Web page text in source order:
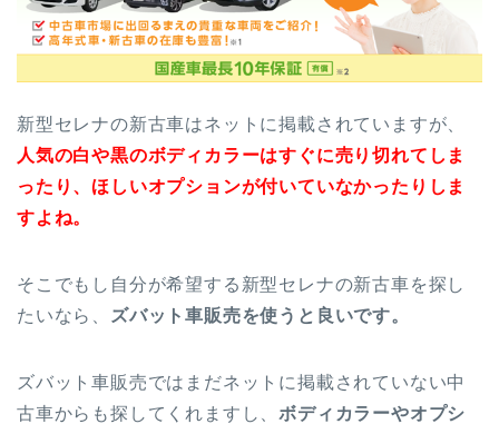
新型セレナの新古車はネットに掲載されていますが、
人気の白や黒のボディカラーはすぐに売り切れてしま
ったり、ほしいオプションが付いていなかったりしま
すよね。
そこでもし自分が希望する新型セレナの新古車を探し
たいなら、
ズバット車販売を使うと良いです。
ズバット車販売ではまだネットに掲載されていない中
古車からも探してくれますし、 ボディカラーやオプシ